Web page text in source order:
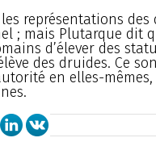
représentations des
; mais Plutarque dit
d’élever des
des druides. Ce
en elles-